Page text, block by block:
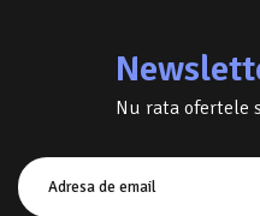
Nu rata ofertele